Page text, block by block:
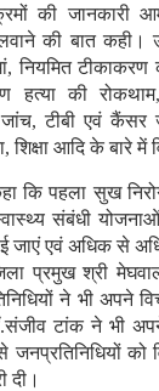
की
की बात कही।
टीकाकरण
की
जांच, टीबी एवं
शिक्षा आदि के बारे में
कि पहला सुख
संबंधी
जाएं एवं अधिक से
प्रमुख श्री
ने भी अपने
टांक ने भी
को
दी।